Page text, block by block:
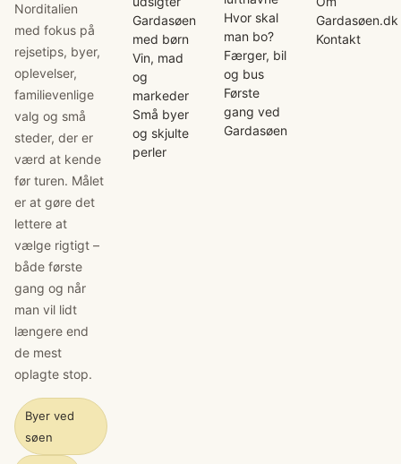
Norditalien
med fokus på
rejsetips, byer,
oplevelser,
familievenlige
valg og små
steder, der er
værd at kende
før turen. Målet
er at gøre det
lettere at
vælge rigtigt –
både første
gang og når
man vil lidt
længere end
de mest
oplagte stop.
Byer ved
søen
Gardasøen
med børn
Vin, mad
og
markeder
Små byer
og skjulte
perler
Hvor skal
man bo?
Færger, bil
og bus
Første
gang ved
Gardasøen
Gardasøen.dk
Kontakt